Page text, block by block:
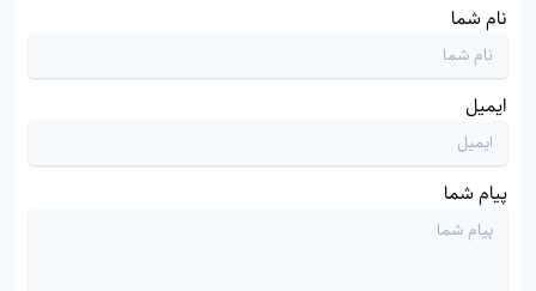
نام شما
ایمیل
پیام شما